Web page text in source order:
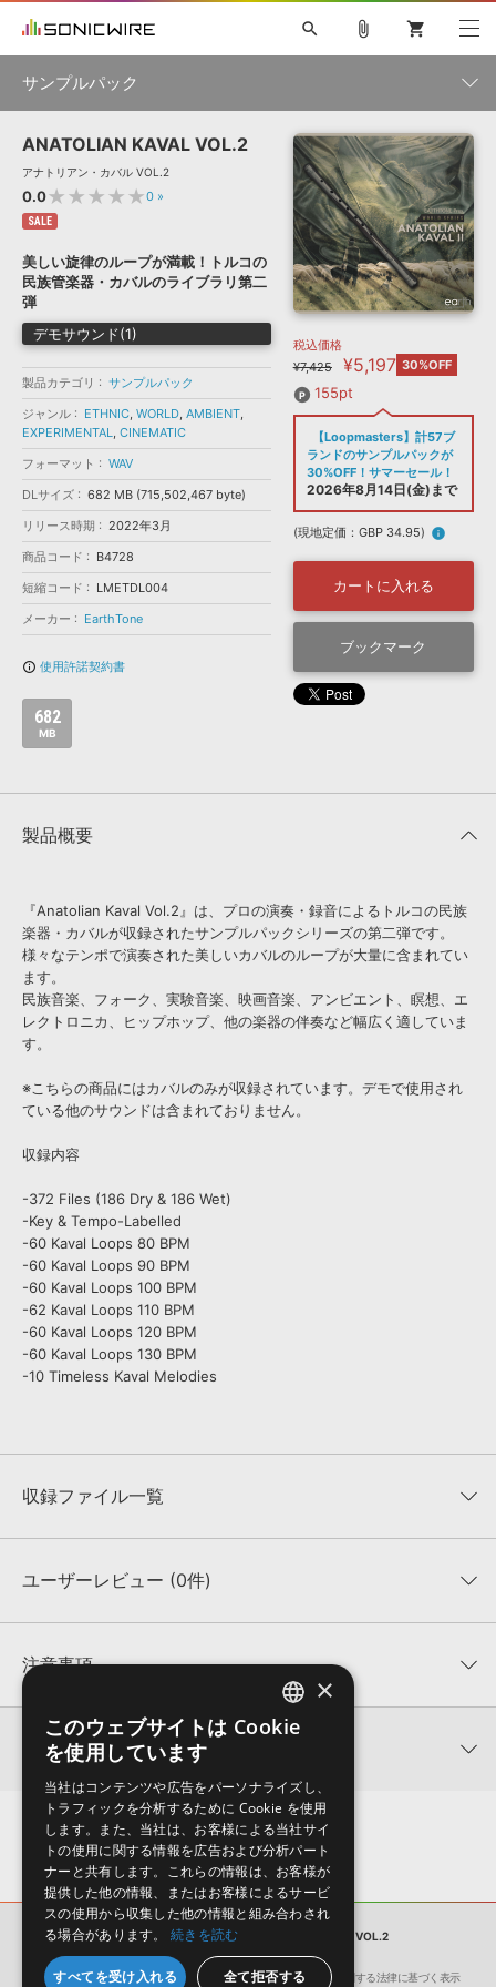
ソフト音源 »
プラグイン・エフェクト »
サンプルパック »
ソフトウェア／ツール »
DAW »
効果音 »
BGM »
特集 »
ニュースレター »
SONICWIREブログ »
製品サポート情報 »
DTMガイド »
FAQ »
お問い合わせ »
音楽カード
楽曲配信流通 サービス
無償のサウンド管理ソフト
次世代型 ボーカル・エディタ
APS
SLS
search
初音ミク NT 鏡音リン・レン V4X 巡音ルカ V4X
MEIKO V3
KAITO V3
VOCALOID TOONTRACK
SPITFIRE AUDIO
VIENNA
EZ DRUMMER 3
ライセンスフリーBGM
ボーカル抜き出し
DUBSTEP
ELECTRONICA
EDM TRANCE MUTANT
ROUTER.FM
SONOCA
ソフト音源 プラグイン・エフェクト
ソフトウェア／ツール 効果音
attach_file shopping_cart
サンプルパック
製品一覧
メーカー
フォーマット
ランキング
ANATOLIAN KAVAL VOL.2
アナトリアン・カバル VOL.2
0.0★★★★★0 »
SALE
美しい旋律のループが満載！トルコの
民族管楽器・カバルのライブラリ第二
弾
デモサウンド(1)
製品カテゴリ
サンプルパック
ジャンル
ETHNIC, WORLD, AMBIENT,
EXPERIMENTAL, CINEMATIC
フォーマット
WAV
DLサイズ
682 MB (715,502,467 byte)
リリース時期
2022年3月
商品コード
B4728
短縮コード
LMETDL004
メーカー
EarthTone
info_outline 使用許諾契約書
682
MB
税込価格
¥7,425
¥5,197 30%OFF
155pt
【Loopmasters】計57ブ
ランドのサンプルパックが
30%OFF！サマーセール！
2026年8月14日(金)まで
(現地定価：GBP 34.95) info
カートに入れる
ブックマーク
製品概要
『Anatolian Kaval Vol.2』は、プロの演奏・録音によるトルコの民族
楽器・カバルが収録されたサンプルパックシリーズの第二弾です。
様々なテンポで演奏された美しいカバルのループが大量に含まれてい
ます。
民族音楽、フォーク、実験音楽、映画音楽、アンビエント、瞑想、エ
レクトロニカ、ヒップホップ、他の楽器の伴奏など幅広く適していま
す。
※こちらの商品にはカバルのみが収録されています。デモで使用され
ている他のサウンドは含まれておりません。
収録内容
-372 Files (186 Dry & 186 Wet)
-Key & Tempo-Labelled
-60 Kaval Loops 80 BPM
-60 Kaval Loops 90 BPM
-60 Kaval Loops 100 BPM
-62 Kaval Loops 110 BPM
-60 Kaval Loops 120 BPM
-60 Kaval Loops 130 BPM
-10 Timeless Kaval Melodies
収録ファイル一覧
収録ファイル一覧
ユーザーレビュー (0件)
★★★★★
★5
★4
★3
★2
★1
レビューをもっと見る »
注意事項
KONTAKTフォーマットについて：
サンプルパック製品の
KONTAKTフォーマットは、製品版KONTAKT（別売）
でお使いいただけます。無償版のKONTAKT PLAYERではお使いい
ただけませんので、ご注意ください。また、「ライブラリ・タブ」
への表示にも対応しておりません。
4GBを超えるデータに関するご注意：FAT32でフォーマットされた
HDDには、1ファイル4GBを超えるデータを格納することができま
せん。データ容量が4GBを超えるダウンロード製品をご購入いただ
きます際には、NTFSやHFS＋でフォーマットされたHDDをご用意
いただく必要がございます。
製品の購入手続き完了後、受注確認メールとシリアルナンバーをお
関連情報
【Loopmasters】計57ブランドのサンプルパックが30%OFF！サ
マーセール！
EarthTone 製品一覧
サンプルパック ANATOLIAN KAVAL VOL.2
会社概要 環境保護（CSR）への取り組み 特定商取引に関する法律に基づく表示
ENGLISH
×
このウェブサイトは Cookie
を使用しています
当社はコンテンツや広告をパーソナライズし、
トラフィックを分析するために Cookie を使用
します。また、当社は、お客様による当社サイ
トの使用に関する情報を広告および分析パート
ナーと共有します。これらの情報は、お客様が
提供した他の情報、またはお客様によるサービ
スの使用から収集した他の情報と組み合わされ
る場合があります。
続きを読む
すべてを受け入れる 全て拒否する